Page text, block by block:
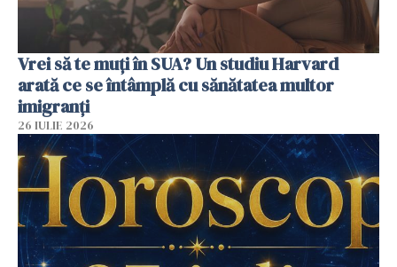
Vrei să te muți în SUA? Un studiu Harvard
arată ce se întâmplă cu sănătatea multor
imigranți
26 IULIE 2026